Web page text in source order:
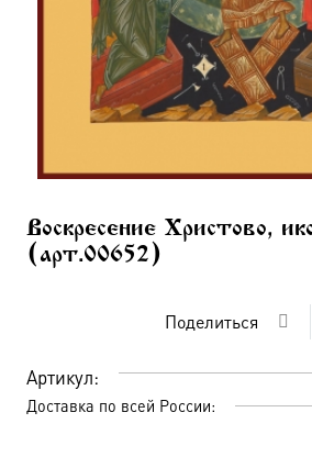
Воскресение Христово,
(арт.00652)
Поделиться
Артикул:
Доставка по всей России: